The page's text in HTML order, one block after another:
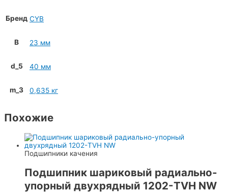
Бренд CYB
B 23 мм
d_5 40 мм
m_3 0,635 кг
Похожие
Подшипники качения
Подшипник шариковый радиально-
упорный двухрядный 1202-TVH NW